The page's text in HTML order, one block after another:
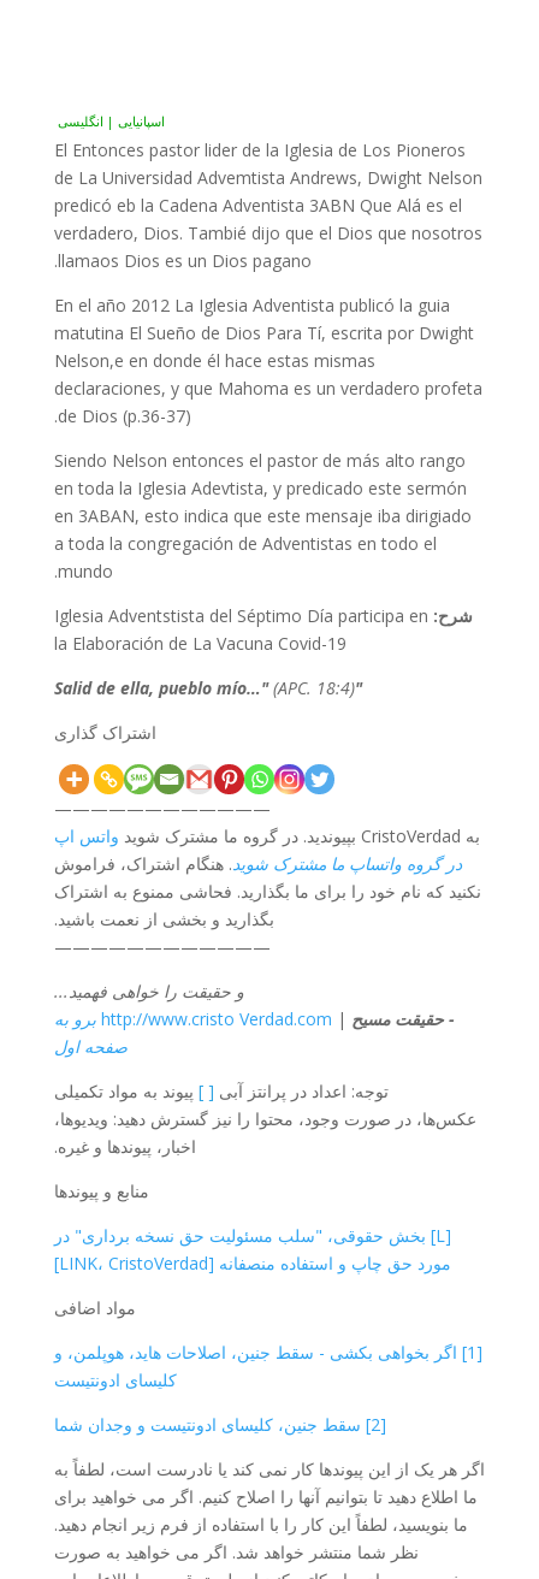
اسپانیایی | انگلیسی
El Entonces pastor lider de la Iglesia de Los Pioneros
de La Universidad Advemtista Andrews, Dwight Nelson
predicó eb la Cadena Adventista 3ABN Que Alá es el
verdadero, Dios. Tambié dijo que el Dios que nosotros
llamaos Dios es un Dios pagano.
En el año 2012 La Iglesia Adventista publicó la guia
matutina El Sueño de Dios Para Tí, escrita por Dwight
Nelson,e en donde él hace estas mismas
declaraciones, y que Mahoma es un verdadero profeta
de Dios (p.36-37).
Siendo Nelson entonces el pastor de más alto rango
en toda la Iglesia Adevtista, y predicado este sermón
en 3ABAN, esto indica que este mensaje iba dirigiado
a toda la congregación de Adventistas en todo el
mundo.
شرح: Iglesia Adventstista del Séptimo Día participa en
la Elaboración de La Vacuna Covid-19
"Salid de ella, pueblo mío…"
(APC. 18:4)
اشتراک گذاری
————————————
به CristoVerdad بپیوندید. در گروه ما مشترک شوید
واتس اپ
در گروه واتساپ ما مشترک شوید. هنگام اشتراک، فراموش
نکنید که نام خود را برای ما بگذارید. فحاشی ممنوع به اشتراک
بگذارید و بخشی از نعمت باشید.
————————————
و حقیقت را خواهی فهمید...
- حقیقت مسیح |
http://www.cristo Verdad.com برو به
صفحه اول
توجه: اعداد در پرانتز آبی [ ] پیوند به مواد تکمیلی
عکس‌ها، در صورت وجود، محتوا را نیز گسترش دهید: ویدیوها،
اخبار، پیوندها و غیره.
منابع و پیوندها
[L] بخش حقوقی، "سلب مسئولیت حق نسخه برداری" در
مورد حق چاپ و استفاده منصفانه [LINK، CristoVerdad]
مواد اضافی
[1] اگر بخواهی بکشی - سقط جنین، اصلاحات هاید، هوپلمن، و
کلیسای ادونتیست
[2] سقط جنین، کلیسای ادونتیست و وجدان شما
اگر هر یک از این پیوندها کار نمی کند یا نادرست است، لطفاً به
ما اطلاع دهید تا بتوانیم آنها را اصلاح کنیم. اگر می خواهید برای
ما بنویسید، لطفاً این کار را با استفاده از فرم زیر انجام دهید.
نظر شما منتشر خواهد شد. اگر می خواهید به صورت